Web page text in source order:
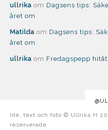
ullrika om Dagsens tips:
året om
Matilda om Dagsens tips:
året om
ullrika om Fredagspepp
Idé, text och foto © Ullrika H
reserverade